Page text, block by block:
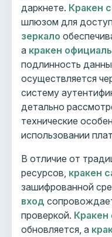
даркнете. Кракен
шлюзом для
зеркало
а кракен
подлинность
осуществляется
систему
детально
технические
использовании
В отличие от
ресурсов, кракен
зашифрованной
вход
проверкой. Кракен
обновляется, а